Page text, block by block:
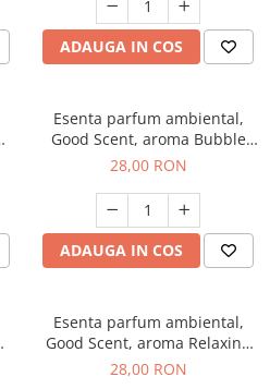
ADAUGA IN COS
Esenta parfum ambiental,
Good Scent, aroma Bubble
Gum, 20 g
28,00 RON
ADAUGA IN COS
Esenta parfum ambiental,
Good Scent, aroma Relaxing
Lavender, 20 g
28,00 RON